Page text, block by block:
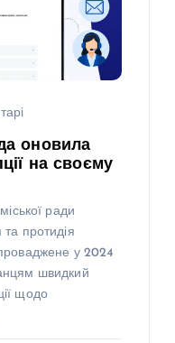
оновила
на своєму
ради
протидія
у 2024
швидкий
щодо